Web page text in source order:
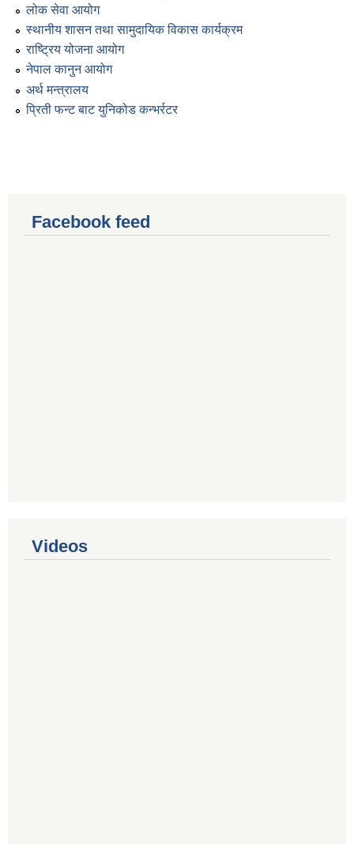
लोक सेवा आयोग
स्थानीय शासन तथा सामुदायिक विकास कार्यक्रम
राष्ट्रिय योजना आयोग
नेपाल कानुन आयोग
अर्थ मन्त्रालय
प्रिती फन्ट बाट युनिकोड कन्भर्रटर
Facebook feed
Videos